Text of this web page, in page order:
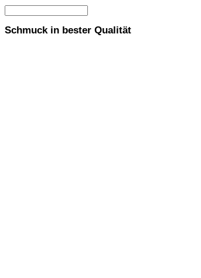
Schmuck in bester Qualität